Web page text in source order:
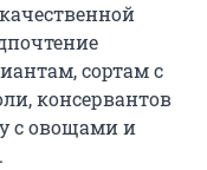
сортам с
консервантов
с овощами и